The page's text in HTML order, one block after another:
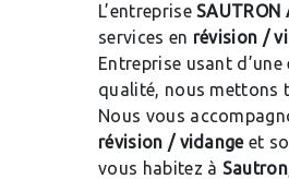
L’entrepriseSAUTRON
services en révision /
Entreprise usant
qualité, nous mettons
Nous vous
révision / vidangeet
vous habitez à Sautron